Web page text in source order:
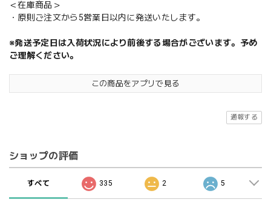
＜在庫商品＞
・原則ご注文から5営業日以内に発送いたします。
※発送予定日は入荷状況により前後する場合がございます。予め
ご理解ください。
この商品をアプリで見る
通報する
ショップの評価
すべて 335 2 5